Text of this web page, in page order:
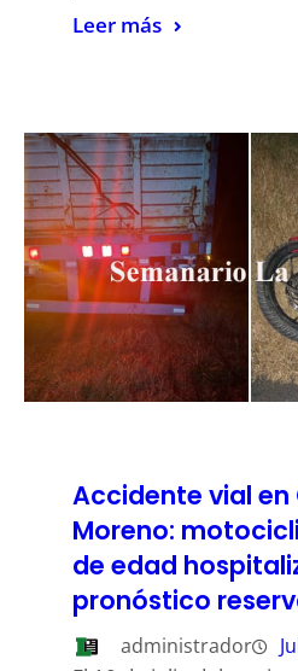
Leer más
Accidente vial en
Moreno:
de edad
pronóstico
administrador